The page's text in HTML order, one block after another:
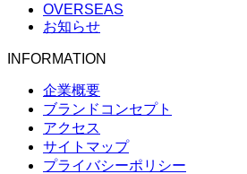
OVERSEAS
お知らせ
INFORMATION
企業概要
ブランドコンセプト
アクセス
サイトマップ
プライバシーポリシー